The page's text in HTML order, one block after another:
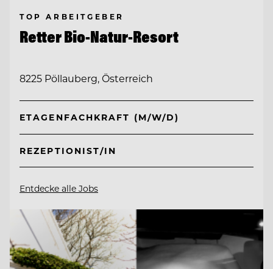
TOP ARBEITGEBER
Retter Bio-Natur-Resort
8225 Pöllauberg, Österreich
ETAGENFACHKRAFT (M/W/D)
REZEPTIONIST/IN
Entdecke alle Jobs